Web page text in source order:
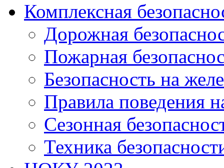
Комплексная
Дорожная
Пожарная
Безопасность на
Правила поведения
Сезонная
Техника